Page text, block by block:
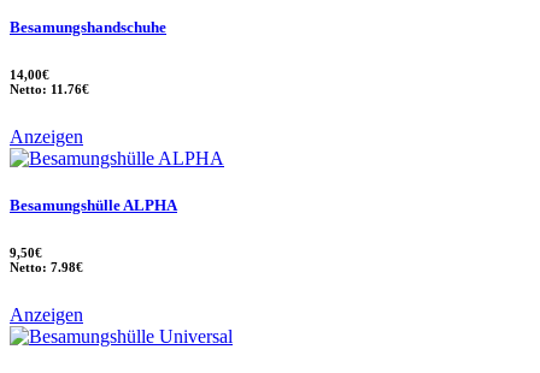
Besamungshandschuhe
14,00€
Netto: 11.76€
Anzeigen
Besamungshülle ALPHA
9,50€
Netto: 7.98€
Anzeigen